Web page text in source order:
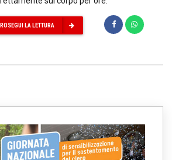
LA LETTURA